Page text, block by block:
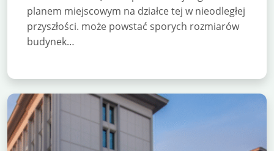
planem miejscowym na działce tej w nieodległej
przyszłości. może powstać sporych rozmiarów
budynek…